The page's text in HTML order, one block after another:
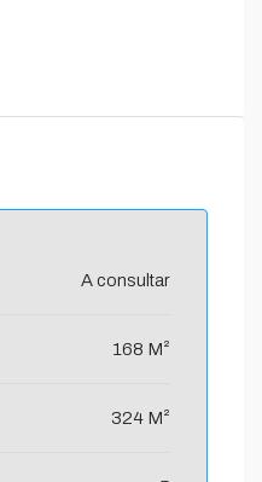
A consultar
168 M²
324 M²